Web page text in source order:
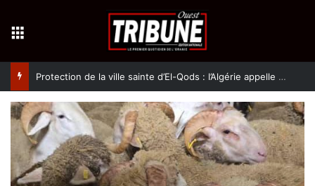
Protection de la ville sainte d’El-Qods : l’Algérie appelle à une action collective